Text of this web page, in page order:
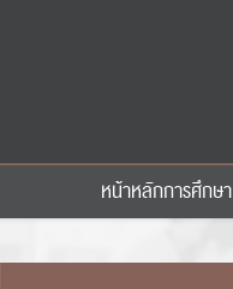
หน้าหลักการศึกษา